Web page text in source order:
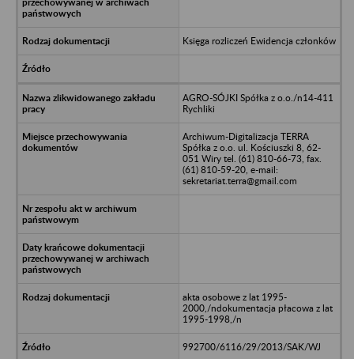
Księga rozliczeń Ewidencja członków
AGRO-SÓJKI Spółka z o.o./n14-411
Rychliki
Archiwum-Digitalizacja TERRA
Spółka z o.o. ul. Kościuszki 8, 62-
051 Wiry tel. (61) 810-66-73, fax.
(61) 810-59-20, e-mail:
sekretariat.terra@gmail.com
akta osobowe z lat 1995-
2000,/ndokumentacja płacowa z lat
1995-1998,/n
992700/6116/29/2013/SAK/WJ